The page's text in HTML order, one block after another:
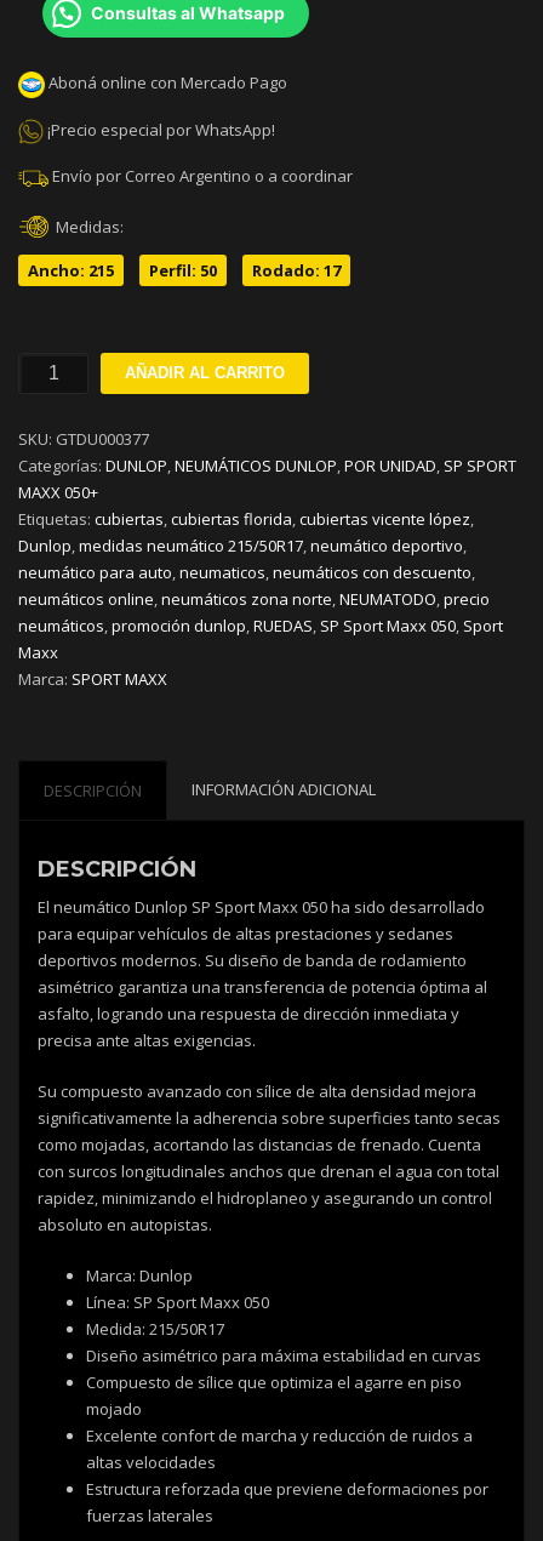
Consultas al Whatsapp
Aboná online con Mercado Pago
¡Precio especial por WhatsApp!
Envío por Correo Argentino o a coordinar
Medidas:
Ancho: 215
Perfil: 50 Rodado: 17
215/50R17
SPORT
MAXX
050
91V
cantidad
AÑADIR AL CARRITO
SKU: GTDU000377
Categorías: DUNLOP,NEUMÁTICOS DUNLOP,POR UNIDAD, SP SPORT
MAXX 050+
Etiquetas: cubiertas,cubiertas florida,cubiertas vicente lópez,
Dunlop,medidas neumático 215/50R17,neumático deportivo,
neumático para auto,neumaticos,neumáticos con descuento,
neumáticos online,neumáticos zona norte,NEUMATODO,precio
neumáticos,promoción dunlop,RUEDAS, SP Sport Maxx 050, Sport
Maxx
Marca: SPORT MAXX
DESCRIPCIÓN INFORMACIÓN ADICIONAL
DESCRIPCIÓN
El neumático Dunlop SP Sport Maxx 050 ha sido desarrollado
para equipar vehículos de altas prestaciones y sedanes
deportivos modernos. Su diseño de banda de rodamiento
asimétrico garantiza una transferencia de potencia óptima al
asfalto, logrando una respuesta de dirección inmediata y
precisa ante altas exigencias.
Su compuesto avanzado con sílice de alta densidad mejora
significativamente la adherencia sobre superficies tanto secas
como mojadas, acortando las distancias de frenado. Cuenta
con surcos longitudinales anchos que drenan el agua con total
rapidez, minimizando el hidroplaneo y asegurando un control
absoluto en autopistas.
Marca: Dunlop
Línea: SP Sport Maxx 050
Medida: 215/50R17
Diseño asimétrico para máxima estabilidad en curvas
Compuesto de sílice que optimiza el agarre en piso
mojado
Excelente confort de marcha y reducción de ruidos a
altas velocidades
Estructura reforzada que previene deformaciones por
fuerzas laterales